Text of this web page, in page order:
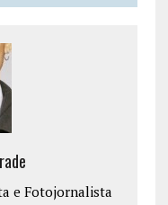
e Fotojornalista